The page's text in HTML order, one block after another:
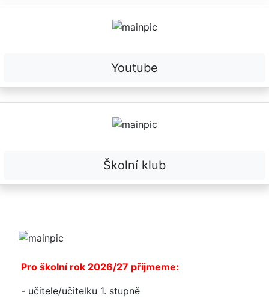
Youtube
Školní klub
Pro školní rok 2026/27 přijmeme:
- učitele/učitelku 1. stupně